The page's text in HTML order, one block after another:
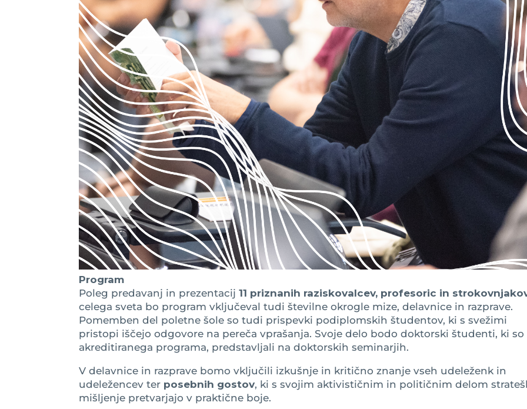
Program
Poleg predavanj in prezentacij11 priznanih raziskovalcev, profesoric in
celega sveta bo program vključeval tudi številne okrogle mize, delavnice in razprave.
Pomemben del poletne šole so tudi prispevki podiplomskih študentov, ki s svežimi
pristopi iščejo odgovore na pereča vprašanja. Svoje delo bodo doktorski študenti, ki so
akreditiranega programa, predstavljali na doktorskih seminarjih.
V delavnice in razprave bomo vključili izkušnje in kritično znanje vseh udeleženk in
udeležencev ter posebnih gostov, ki s svojim aktivističnim in političnim delom
mišljenje pretvarjajo v praktične boje.